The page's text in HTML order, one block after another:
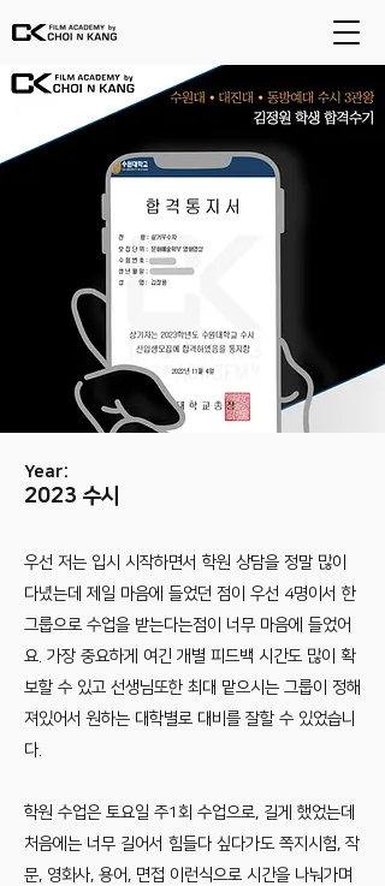
Year:
2023 수시
우선 저는 입시 시작하면서 학원 상담을 정말 많이
다녔는데 제일 마음에 들었던 점이 우선 4명이서 한
그룹으로 수업을 받는다는점이 너무 마음에 들었어
요. 가장 중요하게 여긴 개별 피드백 시간도 많이 확
보할 수 있고 선생님또한 최대 맡으시는 그룹이 정해
져있어서 원하는 대학별로 대비를 잘할 수 있었습니
다.
학원 수업은 토요일 주1회 수업으로, 길게 했었는데
처음에는 너무 길어서 힘들다 싶다가도 쪽지시험, 작
문, 영화사, 용어, 면접 이런식으로 시간을 나눠가며